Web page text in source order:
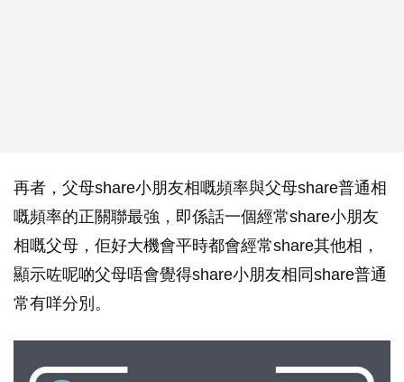
再者，父母share小朋友相嘅頻率與父母share普通相
嘅頻率的正關聯最強，即係話一個經常share小朋友
相嘅父母，佢好大機會平時都會經常share其他相，
顯示咗呢啲父母唔會覺得share小朋友相同share普通
常有咩分別。